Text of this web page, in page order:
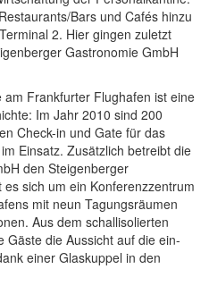
Bars und Cafés hinzu
2. Hier gingen zuletzt
Gastronomie GmbH
Frankfurter Flughafen ist eine
Im Jahr 2010 sind 200
Check-in und Gate für das
Einsatz. Zusätzlich betreibt die
den Steigenberger
sich um ein Konferenzzentrum
mit neun Tagungsräumen
Aus dem schallisolierten
Gäste die Aussicht auf die ein-
einer Glaskuppel in den